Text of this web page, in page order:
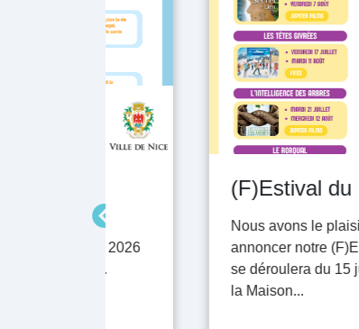
(F)Estival du Film
Nous avons le plaisir de vous
annoncer notre (F)Estival du
se déroulera du 15 juillet au 29